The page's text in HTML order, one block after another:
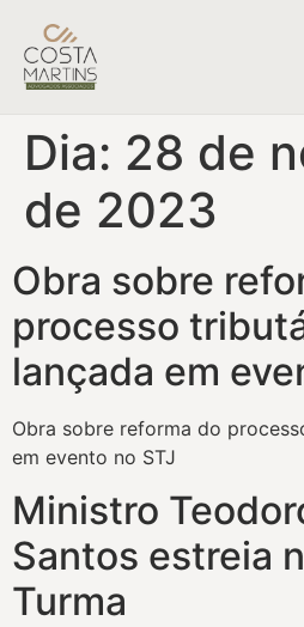
Dia: 28 de
de 2023
Obra sobre
processo
lançada em
Obra sobre reforma do
em evento no STJ
Ministro
Santos estreia
Turma